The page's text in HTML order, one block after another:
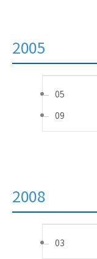
2005
05
09
2008
03